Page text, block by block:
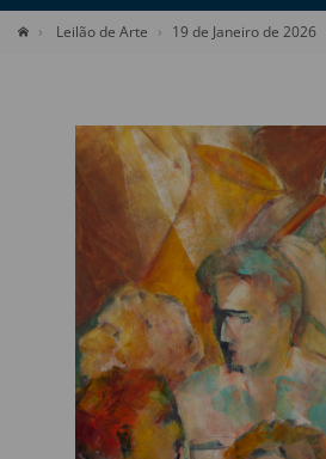
Leilão de Arte 19 de Janeiro de 2026